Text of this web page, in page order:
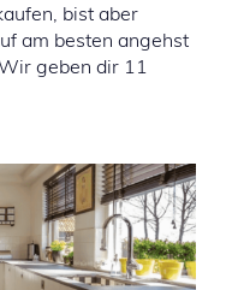
bist aber
am besten angehst
geben dir 11